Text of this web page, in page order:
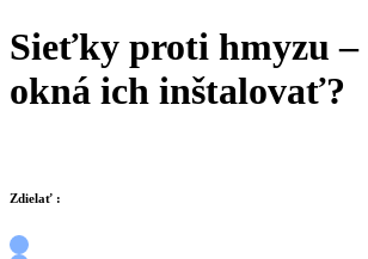
Sieťky proti hmyzu –
okná ich inštalovať?
Zdielať :